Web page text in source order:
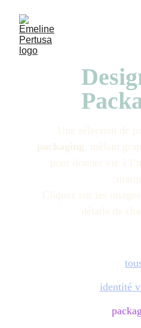
Une sélection de
packaging, mêlant
pour donner vie à
Cliquez sur les
détails de
identité